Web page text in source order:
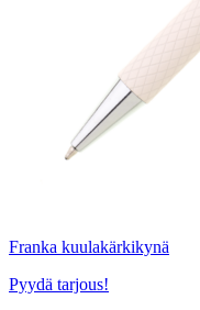
Franka kuulakärkikynä
Pyydä tarjous!